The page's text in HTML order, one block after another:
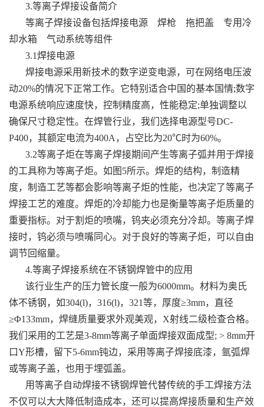
3.等离子焊接设备简介
等离子焊接设备包括焊接电源 焊枪 拖把盖 专用冷
却水箱 气动系统等组件
3.1焊接电源
焊接电源采用新技术的数字逆变电源，可在网络电压波
动20%的情况下正常工作。它特别适合中国的基本国情;数字
电源系统响应速度快，控制精度高，性能稳定;单独调整以
确保尺寸稳定性。在焊管行业，我们选择电源型号DC-
P400，其额定电流为400A，占空比为20℃时为60%。
3.2等离子炬在等离子焊接期间产生等离子弧并用于焊接
的工具称为等离子炬。如图5所示。焊炬的结构，制造精
度，制造工艺等都会影响等离子炬的性能，也决定了等离子
焊接工艺的难度。焊炬的冷却能力也是衡量等离子炬质量的
重要指标。对于割炬的喷嘴，钨夹必须充分冷却。等离子焊
接时，钨必须与喷嘴同心。对于良好的等离子炬，可以自由
调节回缩量。
4.等离子焊接系统在不锈钢焊管中的应用
该行业生产的压力管长度一般为6000mm。材料为奥氏
体不锈钢，如304(l)，316(l)，321等，厚度≥3mm，直径
≥Φ133mm，焊缝质量要求外观美观，X射线二级检查合格。
我们采用的工艺是3-8mm等离子单面焊接双面成型; > 8mm开
口Y形槽，留下5-6mm钝边，采用等离子焊接底漆，氩弧焊
或等离子盖，也用于埋弧盖。
用等离子自动焊接不锈钢焊管代替传统的手工焊接方法
不仅可以大大降低制造成本，还可以提高焊接质量和生产效